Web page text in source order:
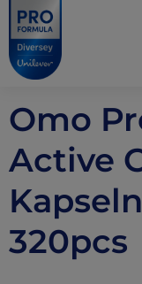
Skip to main content
Skip to navigation
Skip to footer
Pro Formula
Omo
Active
320pcs